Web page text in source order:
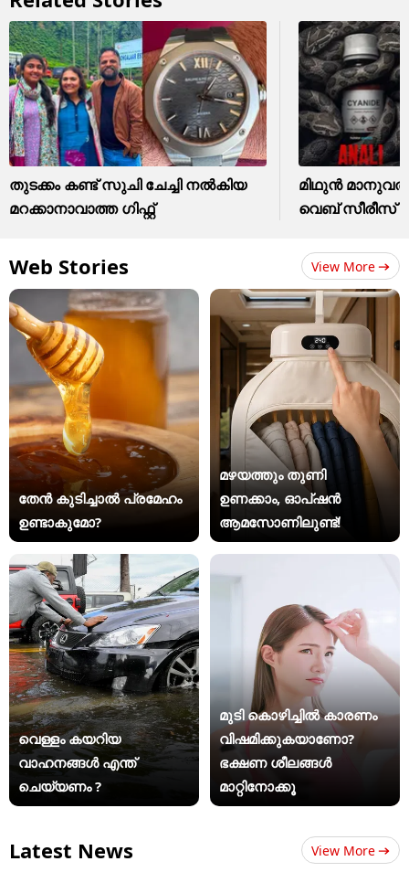
തുടക്കം കണ്ട് സുചി ചേച്ചി നൽകിയ
മറക്കാനാവാത്ത ​ഗിഫ്റ്റ്
മിഥുൻ
വെബ് സീരീസ്
Web Stories View More
തേൻ കുടിച്ചാൽ പ്രമേഹം
ഉണ്ടാകുമോ?
മഴയത്തും തുണി
ഉണക്കാം, ഓപ്ഷൻ
ആമസോണിലുണ്ട്!
വെള്ളം കയറിയ
വാഹനങ്ങൾ എന്ത്
ചെയ്യണം ?
മുടി കൊഴിച്ചിൽ കാരണം
വിഷമിക്കുകയാണോ?
ഭക്ഷണ ശീലങ്ങൾ
മാറ്റിനോക്കൂ
Latest News View More